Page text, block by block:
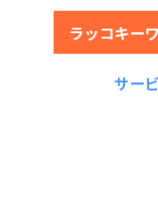
ラッコキー
サー